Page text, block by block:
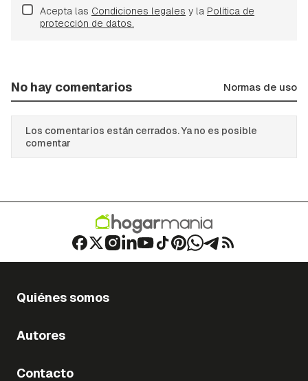
Acepta las Condiciones legales y la Política de
protección de datos.
No hay comentarios Normas de uso
Los comentarios están cerrados. Ya no es posible
comentar
Quiénes somos
Autores
Contacto